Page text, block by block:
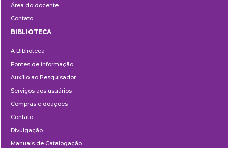
Área do docente
Contato
BIBLIOTECA
A Biblioteca
Fontes de informação
Auxílio ao Pesquisador
Serviços aos usuários
Compras e doações
Contato
Divulgação
Manuais de Catalogação